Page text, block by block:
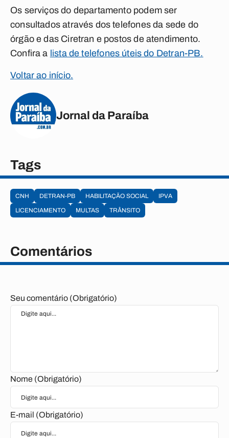
Os serviços do departamento podem ser
consultados através dos telefones da sede do
órgão e das Ciretran e postos de atendimento.
Confira a lista de telefones úteis do Detran-PB.
Voltar ao início.
Jornal da Paraíba
Tags
CNH DETRAN-PB HABILITAÇÃO SOCIAL
IPVA
LICENCIAMENTO
MULTAS TRÂNSITO
Comentários
Seu comentário (Obrigatório)
Nome (Obrigatório)
E-mail (Obrigatório)